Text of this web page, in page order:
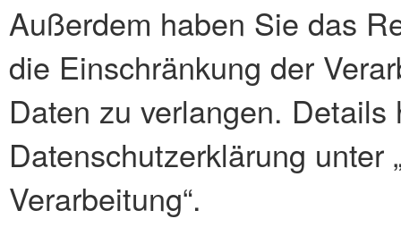
Außerdem haben Sie das
die Einschränkung der
Daten zu verlangen.
Datenschutzerklärung unter
Verarbeitung“.